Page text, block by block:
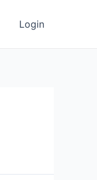
Login